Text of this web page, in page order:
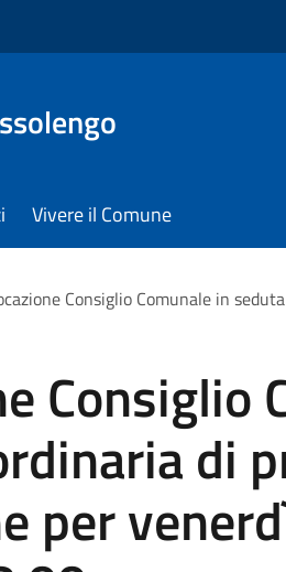
Vivere il Comune
Consiglio Comunale in
Consiglio
di
per